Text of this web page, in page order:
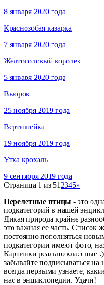
8 января 2020 года
Краснозобая казарка
7 января 2020 года
Желтоголовый королек
5 января 2020 года
Вьюрок
25 ноября 2019 года
Вертишейка
19 ноября 2019 года
Утка крохаль
9 сентября 2019 года
Страница 1 из 51 2345»
Перелетные птицы - это
подкатегорий в нашей
Дикая природа крайне
это важная ее часть. Список
постоянно пополняться
подкатегории имеют фото,
Картинки реально классные
забывайте подписываться на
всегда первыми узнаете,
нас в энциклопедии. Удачи!